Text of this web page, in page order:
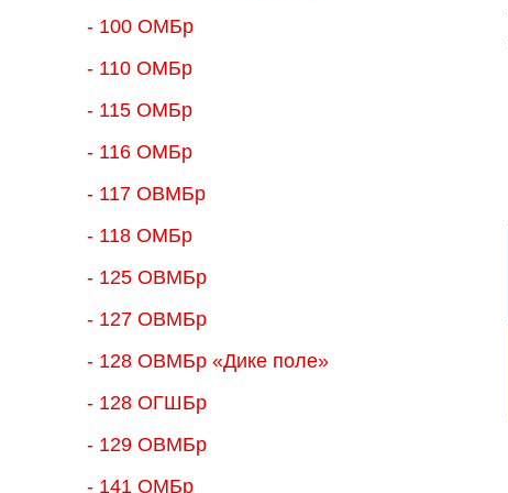
- 100 ОМБр
- 110 ОМБр
- 115 ОМБр
- 116 ОМБр
- 117 ОВМБр
- 118 ОМБр
- 125 ОВМБр
- 127 ОВМБр
- 128 ОВМБр «Дике поле»
- 128 ОГШБр
- 129 ОВМБр
- 141 ОМБр